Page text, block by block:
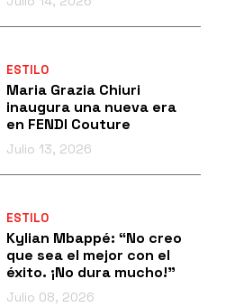
ESTILO
Maria Grazia Chiuri
inaugura una nueva era
en FENDI Couture
Julio 13, 2026
ESTILO
Kylian Mbappé: “No creo
que sea el mejor con el
éxito. ¡No dura mucho!”
Julio 08, 2026